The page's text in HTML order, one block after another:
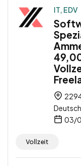
IT, EDV
03/
Vollzeit